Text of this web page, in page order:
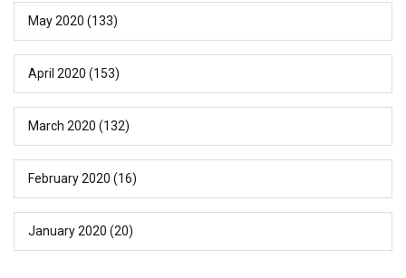
May 2020 (133)
April 2020 (153)
March 2020 (132)
February 2020 (16)
January 2020 (20)